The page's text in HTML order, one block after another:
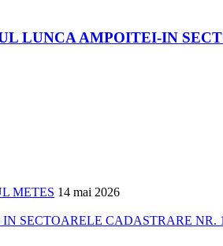
LUNCA AMPOITEI-IN
METES 14 mai 2026
SECTOARELE CADASTRARE NR.